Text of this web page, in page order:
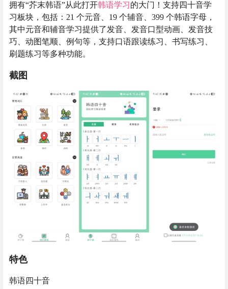
拥有“芥末韩语”从此打开韩语学习的大门！支持四十音学
习板块，包括：21 个元音、19 个辅音、399 个韩语字母，
其中元音和辅音学习提供了发音、发音口型动画、发音技
巧、动图笔顺、例句等，支持口语跟读练习、书写练习、
刷题练习等多种功能。
截图
特色
韩语四十音